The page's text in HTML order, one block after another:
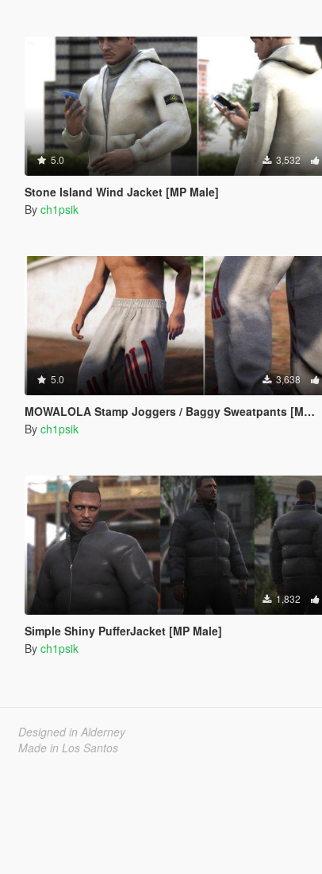
5.0 3,532
Stone Island Wind Jacket [MP Male]
By ch1psik
5.0 3,638
MOWALOLA Stamp Joggers / Baggy Sweatpants [MP Male]
By ch1psik
1,832
Simple Shiny PufferJacket [MP Male]
By ch1psik
Designed in Alderney
Made in Los Santos